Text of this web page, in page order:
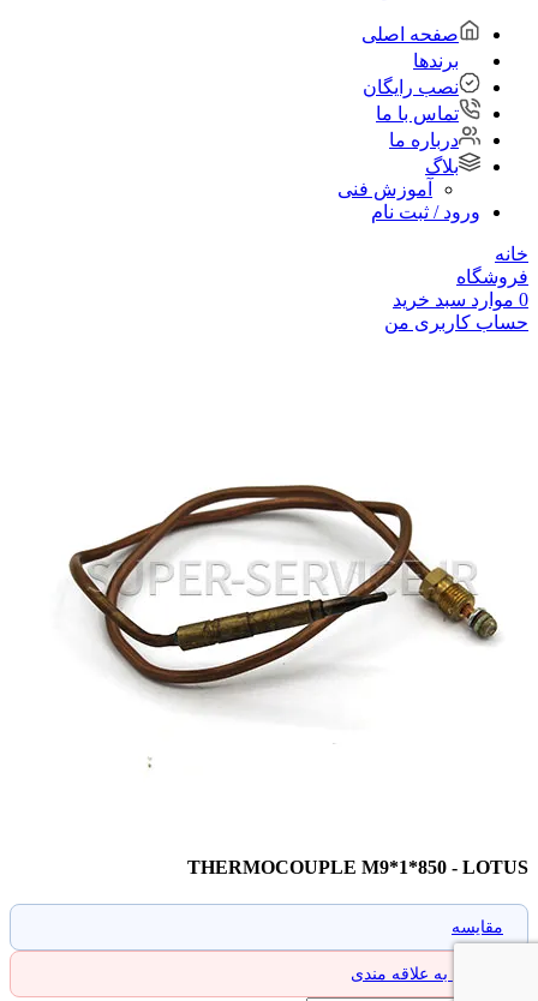
صفحه اصلی
برندها
نصب رایگان
تماس با ما
درباره ما
بلاگ
آموزش فنی
ورود / ثبت نام
خانه
فروشگاه
0 موارد سبد خرید
حساب کاربری من
THERMOCOUPLE M9*1*850 - LOTUS
مقایسه
افزودن به علاقه مندی